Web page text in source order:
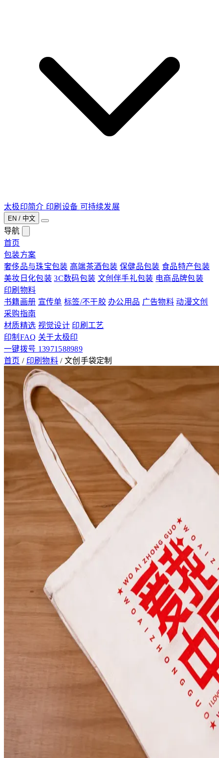
太极印简介 印刷设备 可持续发展
EN / 中文
导航
首页
包装方案
奢侈品与珠宝包装 高端茶酒包装 保健品包装 食品特产包装
美妆日化包装 3C数码包装 文创伴手礼包装 电商品牌包装
印刷物料
书籍画册 宣传单 标签/不干胶 办公用品 广告物料 动漫文创
采购指南
材质精选 视觉设计 印刷工艺
印制FAQ 关于太极印
一键拨号 13971588989
首页 / 印刷物料 / 文创手袋定制